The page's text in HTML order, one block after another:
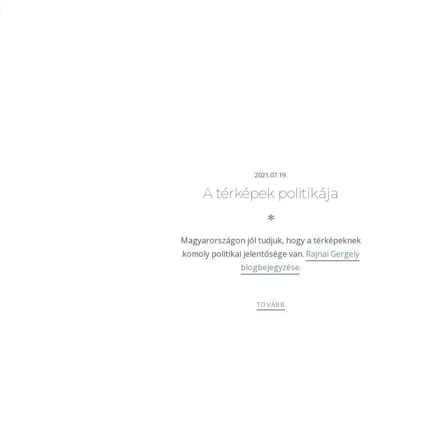
2021.07.19.
A térképek politikája
✻
Magyarországon jól tudjuk, hogy a térképeknek
komoly politikai jelentősége van. Rajnai Gergely
blogbejegyzése.
TOVÁBB